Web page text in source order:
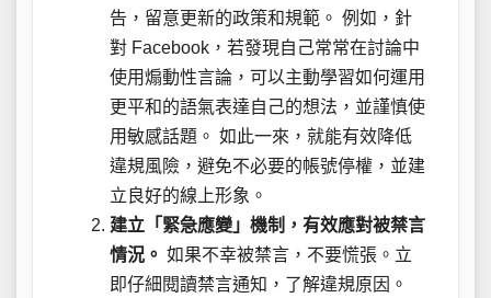
告，留意更新的政策和規範。 例如，針
對 Facebook，若發現自己常常在討論中
使用煽動性言論，可以主動學習如何運用
更平和的語氣表達自己的想法，並謹慎使
用敏感話題。 如此一來，就能有效降低
違規風險，避免不必要的帳號停權，並建
立良好的線上形象。
建立「緊急應變」機制，有效應對被禁言
情況。 如果不幸被禁言，不要慌張。立
即仔細閱讀禁言通知，了解違規原因。